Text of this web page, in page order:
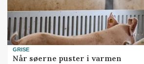
GRISE
Når søerne puster i varmen